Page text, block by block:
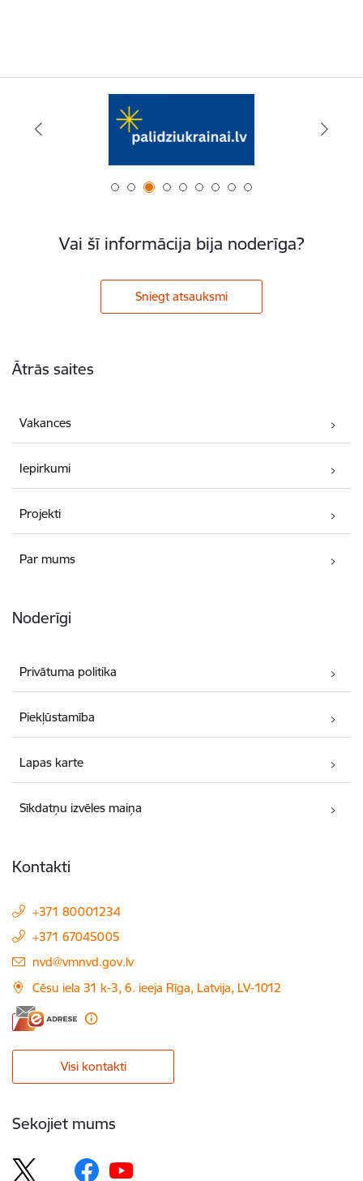
Vai šī informācija bija noderīga?
Sniegt atsauksmi
Ātrās saites
Vakances
Iepirkumi
Projekti
Par mums
Noderīgi
Privātuma politika
Piekļūstamība
Lapas karte
Sīkdatņu izvēles maiņa
Kontakti
+371 80001234
+371 67045005
E-pasts:
nvd@vmnvd.gov.lv
Cēsu iela 31 k-3, 6. ieeja Rīga, Latvija, LV-1012
Visi kontakti
Sekojiet mums